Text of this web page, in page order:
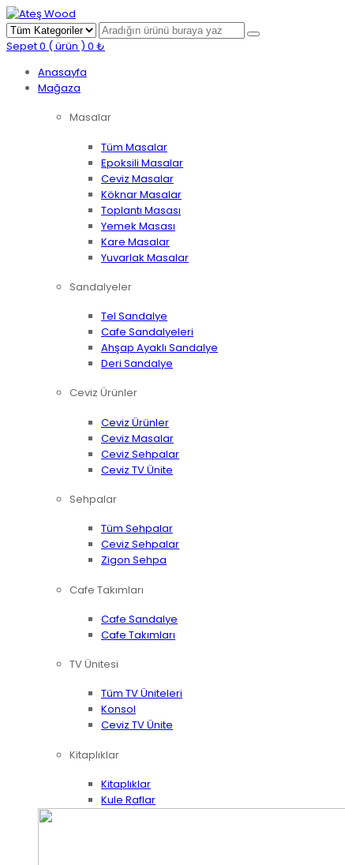
Sepet0 ( ürün ) 0 ₺
Anasayfa
Mağaza
Masalar
Tüm Masalar
Epoksili Masalar
Ceviz Masalar
Köknar Masalar
Toplantı Masası
Yemek Masası
Kare Masalar
Yuvarlak Masalar
Sandalyeler
Tel Sandalye
Cafe Sandalyeleri
Ahşap Ayaklı Sandalye
Deri Sandalye
Ceviz Ürünler
Ceviz Ürünler
Ceviz Masalar
Ceviz Sehpalar
Ceviz TV Ünite
Sehpalar
Tüm Sehpalar
Ceviz Sehpalar
Zigon Sehpa
Cafe Takımları
Cafe Sandalye
Cafe Takımları
TV Ünitesi
Tüm TV Üniteleri
Konsol
Ceviz TV Ünite
Kitaplıklar
Kitaplıklar
Kule Raflar